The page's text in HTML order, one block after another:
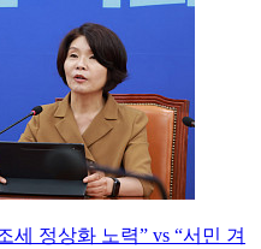
정상화 노력” vs “서민 겨